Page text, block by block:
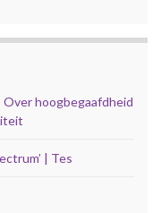
hoogbegaafdheid
| Tes